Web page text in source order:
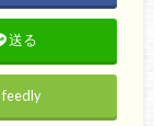
送る
feedly